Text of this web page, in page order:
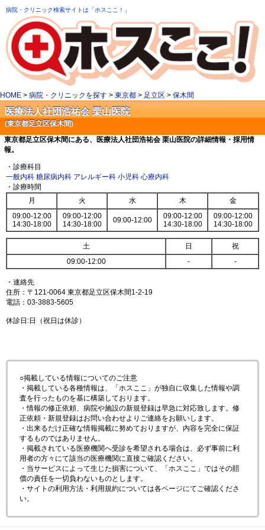
病院・クリニック検索サイトは「ホスここ！」
HOME > 病院・クリニックを探す > 東京都 > 足立区 > 保木間
医療法人社団浩祐会 栗山医院
(東京都足立区保木間)
東京都足立区保木間にある、医療法人社団浩祐会 栗山医院の詳細情報・採用情
報。
・診療科目
一般内科 糖尿病内科 アレルギー科 小児科 心療内科
・診療時間
月
火 水 木
金
09:00-12:00
14:30-18:00
09:00-12:00
14:30-18:00
09:00-12:00
09:00-12:00
14:30-18:00
09:00-12:00
14:30-18:00
土 日
祝
09:00-12:00
- -
・連絡先
住所：〒121-0064 東京都足立区保木間1-2-19
電話：03-3883-5605
休診日:日（祝日は休診）
○掲載している情報についてのご注意
・掲載している各種情報は、「ホスここ」が独自に収集した情報や調
査を行ったものを基に構築しております。
・情報の修正依頼、病院や施設の新規登録は早急に対応致します。修
正依頼・新規登録はお問い合わせよりご連絡をお願いします。
・出来るだけ正確な情報掲載に努めておりますが、内容を完全に保証
するものではありません。
・掲載されている医療機関へ受診を希望される場合は、必ず事前に利
用者の方々にて該当の医療機関に直接ご確認ください。
・当サービスによって生じた損害について、「ホスここ」ではその賠
償の責任を一切負わないものとします。
・サイトの利用方法・利用規約については各ページにてご確認くださ
い。